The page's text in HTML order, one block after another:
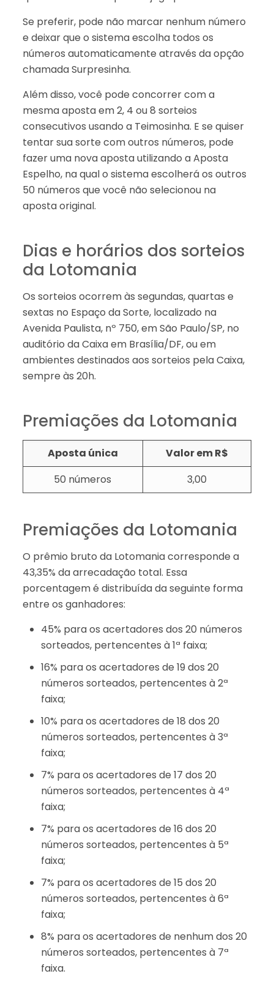
Se preferir, pode não marcar nenhum número
e deixar que o sistema escolha todos os
números automaticamente através da opção
chamada Surpresinha.
Além disso, você pode concorrer com a
mesma aposta em 2, 4 ou 8 sorteios
consecutivos usando a Teimosinha. E se quiser
tentar sua sorte com outros números, pode
fazer uma nova aposta utilizando a Aposta
Espelho, na qual o sistema escolherá os outros
50 números que você não selecionou na
aposta original.
Dias e horários dos sorteios
da Lotomania
Os sorteios ocorrem às segundas, quartas e
sextas no Espaço da Sorte, localizado na
Avenida Paulista, nº 750, em São Paulo/SP, no
auditório da Caixa em Brasília/DF, ou em
ambientes destinados aos sorteios pela Caixa,
sempre às 20h.
Premiações da Lotomania
Aposta única
Valor em R$
50 números
3,00​​
Premiações da Lotomania
O prêmio bruto da Lotomania corresponde a
43,35% da arrecadação total. Essa
porcentagem é distribuída da seguinte forma
entre os ganhadores:
45% para os acertadores dos 20 números
sorteados, pertencentes à 1ª faixa;
16% para os acertadores de 19 dos 20
números sorteados, pertencentes à 2ª
faixa;
10% para os acertadores de 18 dos 20
números sorteados, pertencentes à 3ª
faixa;
7% para os acertadores de 17 dos 20
números sorteados, pertencentes à 4ª
faixa;
7% para os acertadores de 16 dos 20
números sorteados, pertencentes à 5ª
faixa;
7% para os acertadores de 15 dos 20
números sorteados, pertencentes à 6ª
faixa;
8% para os acertadores de nenhum dos 20
números sorteados, pertencentes à 7ª
faixa.